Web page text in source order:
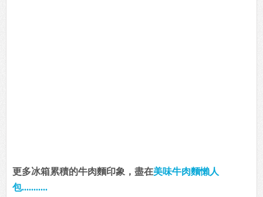
更多冰箱累積的牛肉麵印象，盡在美味牛肉麵懶人
包...........